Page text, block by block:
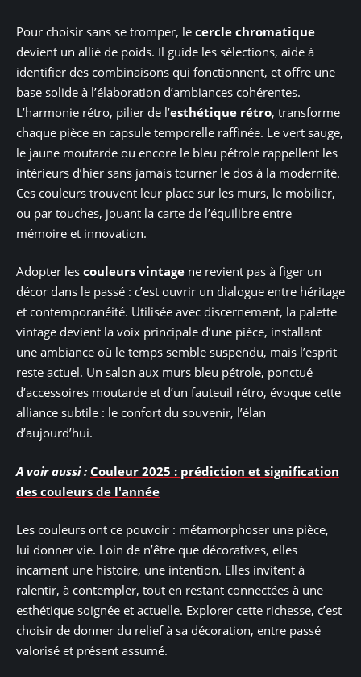
Pour choisir sans se tromper, le cercle chromatique
devient un allié de poids. Il guide les sélections, aide à
identifier des combinaisons qui fonctionnent, et offre une
base solide à l’élaboration d’ambiances cohérentes.
L’harmonie rétro, pilier de l’esthétique rétro, transforme
chaque pièce en capsule temporelle raffinée. Le vert sauge,
le jaune moutarde ou encore le bleu pétrole rappellent les
intérieurs d’hier sans jamais tourner le dos à la modernité.
Ces couleurs trouvent leur place sur les murs, le mobilier,
ou par touches, jouant la carte de l’équilibre entre
mémoire et innovation.
Adopter les couleurs vintage ne revient pas à figer un
décor dans le passé : c’est ouvrir un dialogue entre héritage
et contemporanéité. Utilisée avec discernement, la palette
vintage devient la voix principale d’une pièce, installant
une ambiance où le temps semble suspendu, mais l’esprit
reste actuel. Un salon aux murs bleu pétrole, ponctué
d’accessoires moutarde et d’un fauteuil rétro, évoque cette
alliance subtile : le confort du souvenir, l’élan
d’aujourd’hui.
A voir aussi : Couleur 2025 : prédiction et signification
des couleurs de l'année
Les couleurs ont ce pouvoir : métamorphoser une pièce,
lui donner vie. Loin de n’être que décoratives, elles
incarnent une histoire, une intention. Elles invitent à
ralentir, à contempler, tout en restant connectées à une
esthétique soignée et actuelle. Explorer cette richesse, c’est
choisir de donner du relief à sa décoration, entre passé
valorisé et présent assumé.